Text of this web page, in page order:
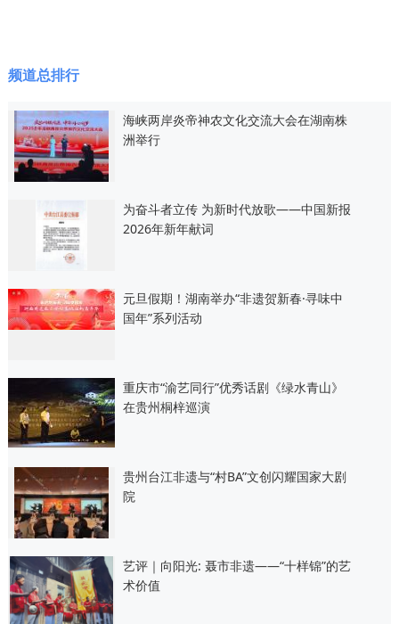
频道总排行
海峡两岸炎帝神农文化交流大会在湖南株
洲举行
为奋斗者立传 为新时代放歌——中国新报
2026年新年献词
元旦假期！湖南举办“非遗贺新春·寻味中
国年”系列活动
重庆市“渝艺同行”优秀话剧《绿水青山》
在贵州桐梓巡演
贵州台江非遗与“村BA”文创闪耀国家大剧
院
艺评｜向阳光: 聂市非遗——“十样锦”的艺
术价值